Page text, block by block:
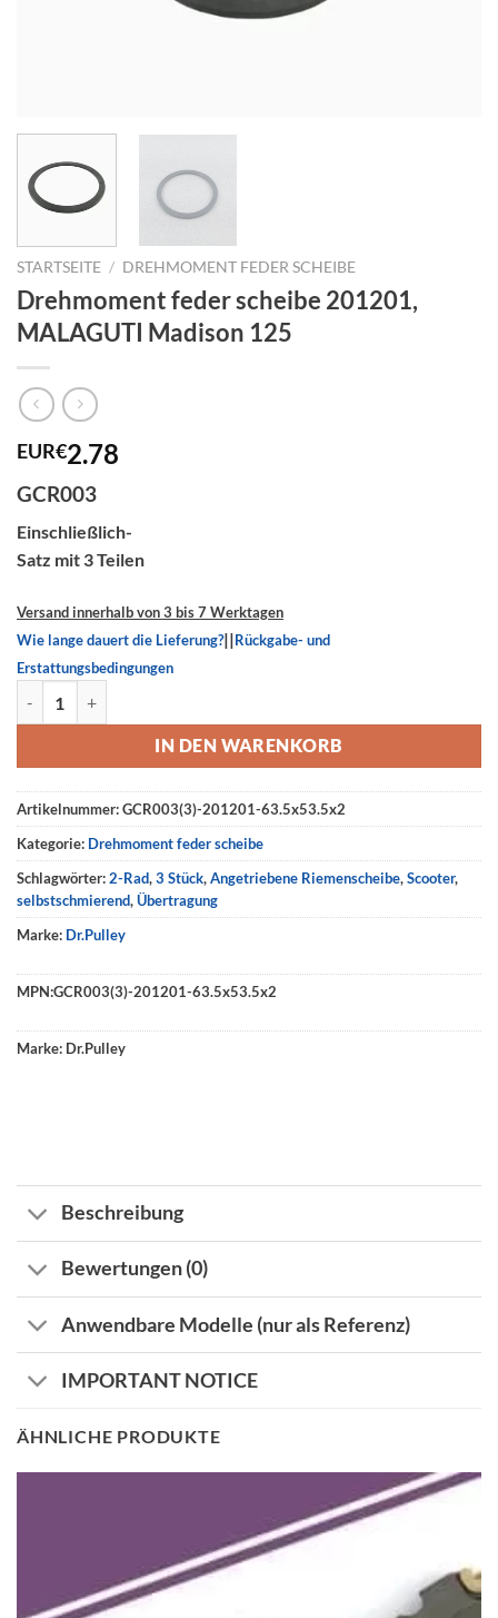
STARTSEITE / DREHMOMENT FEDER SCHEIBE
Drehmoment feder scheibe 201201,
MALAGUTI Madison 125
EUR€2.78
GCR003
Einschließlich-
Satz mit 3 Teilen
Versand innerhalb von 3 bis 7 Werktagen
Wie lange dauert die Lieferung?||Rückgabe- und
Erstattungsbedingungen
IN DEN WARENKORB
Artikelnummer:GCR003(3)-201201-63.5x53.5x2
Kategorie: Drehmoment feder scheibe
Schlagwörter:2-Rad,3 Stück,Angetriebene Riemenscheibe,Scooter,
selbstschmierend,Übertragung
Marke: Dr.Pulley
MPN:GCR003(3)-201201-63.5x53.5x2
Marke: Dr.Pulley
Beschreibung
Bewertungen (0)
Anwendbare Modelle (nur als Referenz)
IMPORTANT NOTICE
ÄHNLICHE PRODUKTE